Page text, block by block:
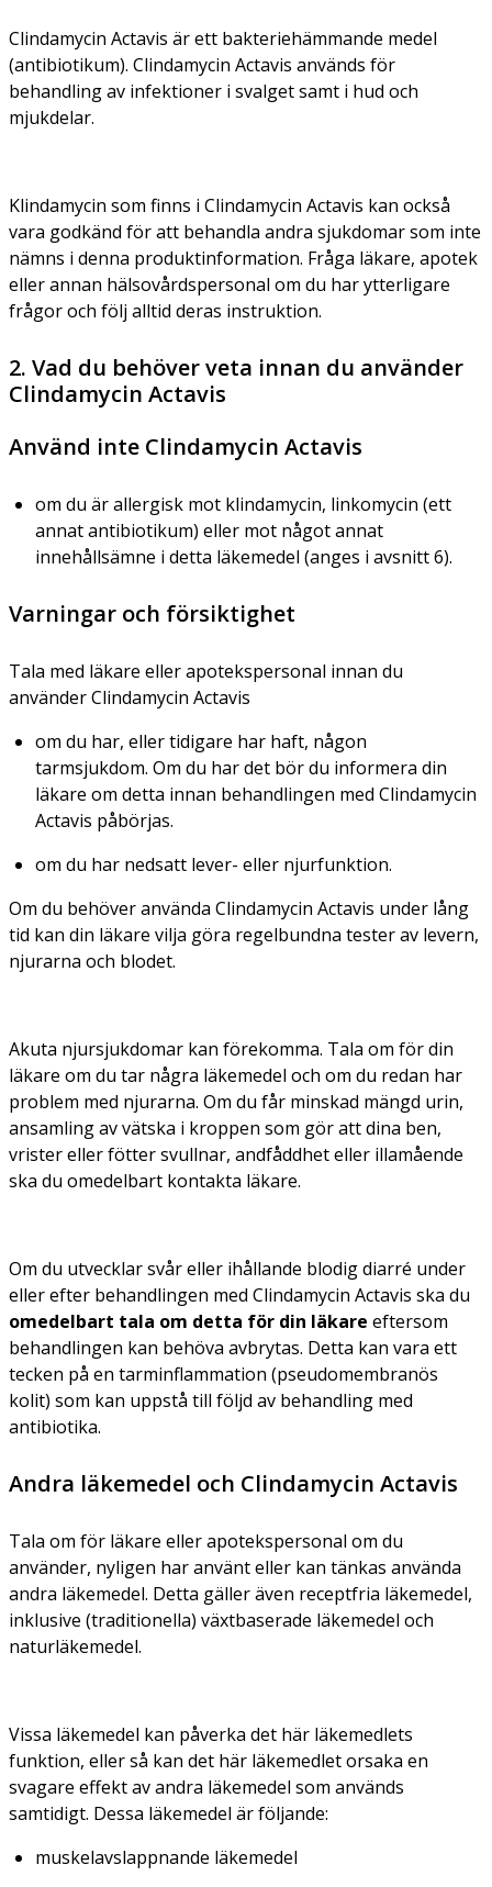
Clindamycin Actavis är ett bakteriehämmande medel
(antibiotikum). Clindamycin Actavis används för
behandling av infektioner i svalget samt i hud och
mjukdelar.
Klindamycin som finns i Clindamycin Actavis kan också
vara godkänd för att behandla andra sjukdomar som inte
nämns i denna produktinformation. Fråga läkare, apotek
eller annan hälsovårdspersonal om du har ytterligare
frågor och följ alltid deras instruktion.
2. Vad du behöver veta innan du använder
Clindamycin Actavis
Använd inte Clindamycin Actavis
om du är allergisk mot klindamycin, linkomycin (ett
annat antibiotikum) eller mot något annat
innehållsämne i detta läkemedel (anges i avsnitt 6).
Varningar och försiktighet
Tala med läkare eller apotekspersonal innan du
använder Clindamycin Actavis
om du har, eller tidigare har haft, någon
tarmsjukdom. Om du har det bör du informera din
läkare om detta innan behandlingen med Clindamycin
Actavis påbörjas.
om du har nedsatt lever- eller njurfunktion.
Om du behöver använda Clindamycin Actavis under lång
tid kan din läkare vilja göra regelbundna tester av levern,
njurarna och blodet.
Akuta njursjukdomar kan förekomma. Tala om för din
läkare om du tar några läkemedel och om du redan har
problem med njurarna. Om du får minskad mängd urin,
ansamling av vätska i kroppen som gör att dina ben,
vrister eller fötter svullnar, andfåddhet eller illamående
ska du omedelbart kontakta läkare.
Om du utvecklar svår eller ihållande blodig diarré under
eller efter behandlingen med Clindamycin Actavis ska du
omedelbart tala om detta för din läkare eftersom
behandlingen kan behöva avbrytas. Detta kan vara ett
tecken på en tarminflammation (pseudomembranös
kolit) som kan uppstå till följd av behandling med
antibiotika.
Andra läkemedel och Clindamycin Actavis
Tala om för läkare eller apotekspersonal om du
använder, nyligen har använt eller kan tänkas använda
andra läkemedel. Detta gäller även receptfria läkemedel,
inklusive (traditionella) växtbaserade läkemedel och
naturläkemedel.
Vissa läkemedel kan påverka det här läkemedlets
funktion, eller så kan det här läkemedlet orsaka en
svagare effekt av andra läkemedel som används
samtidigt. Dessa läkemedel är följande:
muskelavslappnande läkemedel